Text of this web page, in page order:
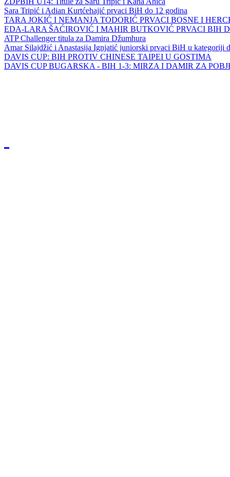
Sara Tripić i Adian Kurtćehajić prvaci BiH do 12 godina
TARA JOKIĆ I NEMANJA TODORIĆ PRVACI BOSNE I
EDA-LARA ŠAĆIROVIĆ I MAHIR BUTKOVIĆ PRVACI BIH
ATP Challenger titula za Damira Džumhura
Amar Silajdžić i Anastasija Ignjatić juniorski prvaci BiH u kategoriji
DAVIS CUP: BIH PROTIV CHINESE TAIPEI U GOSTIMA
DAVIS CUP BUGARSKA - BIH 1-3: MIRZA I DAMIR ZA